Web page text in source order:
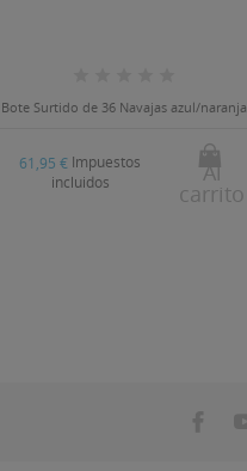
Bote Surtido de 36 Navajas azul/naranja
61,95 € Impuestos
incluidos
Al
carrito